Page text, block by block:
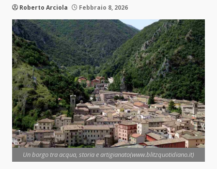
Roberto Arciola Febbraio 8, 2026
Un borgo tra acqua, storia e artigianato(www.blitzquotidiano.it)